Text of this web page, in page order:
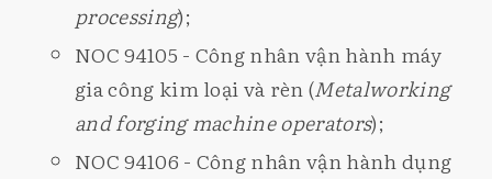
processing);
NOC 94105 - Công nhân vận hành máy
gia công kim loại và rèn (Metalworking
and forging machine operators);
NOC 94106 - Công nhân vận hành dụng